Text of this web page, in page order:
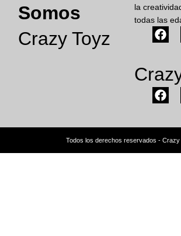
Somos
Crazy Toyz
la
todas las
Todos los derechos reservados - Crazy